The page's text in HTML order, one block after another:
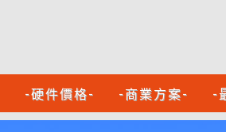
-硬件價格- -商業方案- -